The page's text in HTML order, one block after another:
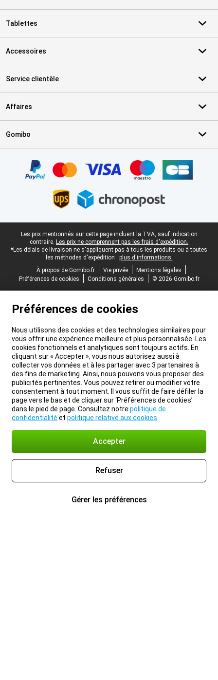
Tablettes
Accessoires
Service clientèle
Affaires
Gomibo
Pied-de-page légal
Les prix mentionnés sur cette page incluent la TVA, sauf indication
contraire. Les prix ne comprennent pas les frais d'expédition.
*Les délais de livraison ne s'appliquent pas à tous les produits ou à toutes
les méthodes d'expédition : plus d'informations.
À propos de Gomibo.fr
Vie privée
Mentions légales
Préférences de cookies
Conditions générales © 2026 Gomibo.fr
Préférences de cookies
Nous utilisons des cookies et des technologies similaires pour
vous offrir une expérience meilleure et plus personnalisée. Les
cookies fonctionnels et analytiques sont toujours actifs. En
cliquant sur « Accepter », vous nous autorisez aussi à
collecter vos données et à les partager avec 3 partenaires à
des fins de marketing. Ainsi, nous pouvons vous proposer des
publicités pertinentes. Vous pouvez retirer ou modifier votre
consentement à tout moment. Il vous suffit de faire défiler la
page vers le bas et de cliquer sur ‘Préférences de cookies’
dans le pied de page. Consultez notre politique de
confidentialité et politique relative aux cookies
Accepter
Refuser
Gérer les préférences